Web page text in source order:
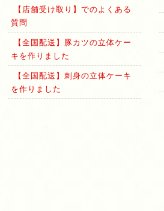
【店舗受け取り】でのよくある
質問
【全国配送】豚カツの立体ケー
キを作りました
【全国配送】刺身の立体ケーキ
を作りました